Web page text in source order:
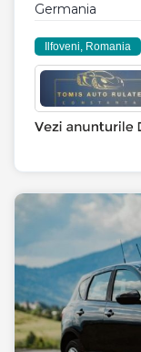
Germania
Ilfoveni, Romania